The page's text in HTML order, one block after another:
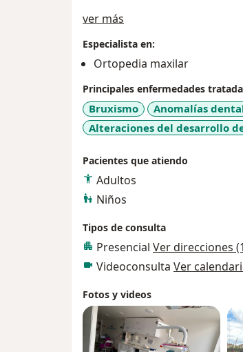
ver más
Especialista en:
Ortopedia maxilar
Principales enfermedades
Bruxismo Anomalías
Alteraciones del desarrollo
Pacientes que atiendo
Adultos
Niños
Tipos de consulta
Presencial Ver direcciones
Videoconsulta Ver
Fotos y videos